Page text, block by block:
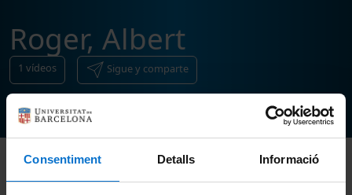
Consentiment Detalls Informació
Roger, Albert
1 vídeos Sigue y comparte
Ordenar